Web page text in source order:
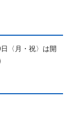
〈月・祝〉は開